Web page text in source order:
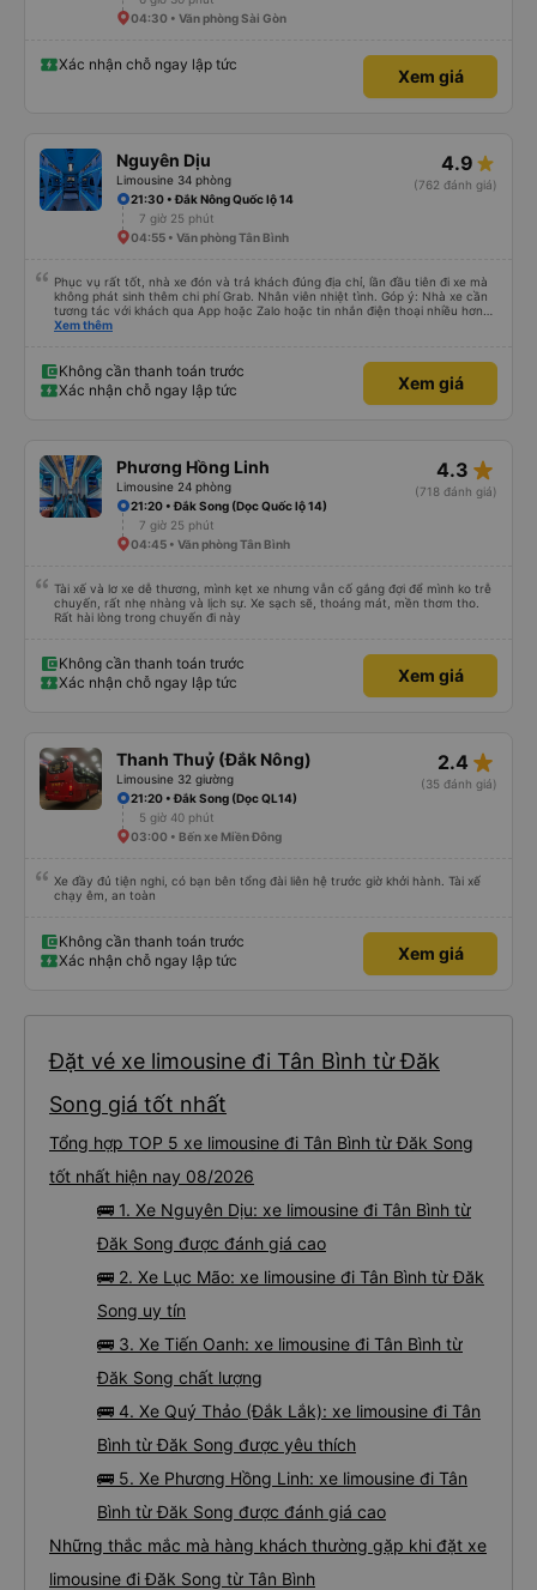
04:30 • Văn phòng Sài Gòn
Xác nhận chỗ ngay lập tức
Xem giá
Nguyên Dịu
Limousine 34 phòng
4.9
(762 đánh giá)
21:30 • Đắk Nông Quốc lộ 14
7 giờ 25 phút
04:55 • Văn phòng Tân Bình
Phục vụ rất tốt, nhà xe đón và trả khách đúng địa chỉ, lần đầu tiên đi xe mà
không phát sinh thêm chi phí Grab. Nhân viên nhiệt tình. Góp ý: Nhà xe cần
tương tác với khách qua App hoặc Zalo hoặc tin nhắn điện thoại nhiều hơn
nữa để hành khách yên tâm đặc biệt là khách đặt vé qua App. Chân thành
Xem thêm
Không cần thanh toán trước
Xác nhận chỗ ngay lập tức
Xem giá
Phương Hồng Linh
Limousine 24 phòng
4.3 star_rate
(718 đánh giá)
21:20 • Đắk Song (Dọc Quốc lộ 14)
7 giờ 25 phút
04:45 • Văn phòng Tân Bình
Tài xế và lơ xe dễ thương, mình kẹt xe nhưng vẫn cố gắng đợi để mình ko trễ
chuyến, rất nhẹ nhàng và lịch sự. Xe sạch sẽ, thoáng mát, mền thơm tho.
Rất hài lòng trong chuyến đi này
Không cần thanh toán trước
Xác nhận chỗ ngay lập tức
Xem giá
Thanh Thuỷ (Đắk Nông)
Limousine 32 giường
2.4 star_rate
(35 đánh giá)
21:20 • Đắk Song (Dọc QL14)
5 giờ 40 phút
03:00 • Bến xe Miền Đông
Xe đầy đủ tiện nghi, có bạn bên tổng đài liên hệ trước giờ khởi hành. Tài xế
chạy êm, an toàn
Không cần thanh toán trước
Xác nhận chỗ ngay lập tức
Xem giá
Đặt vé xe limousine đi Tân Bình từ Đăk
Song giá tốt nhất
Tổng hợp TOP 5 xe limousine đi Tân Bình từ Đăk Song
tốt nhất hiện nay 08/2026
🚌 1. Xe Nguyên Dịu: xe limousine đi Tân Bình từ
Đăk Song được đánh giá cao
🚌 2. Xe Lục Mão: xe limousine đi Tân Bình từ Đăk
Song uy tín
🚌 3. Xe Tiến Oanh: xe limousine đi Tân Bình từ
Đăk Song chất lượng
🚌 4. Xe Quý Thảo (Đắk Lắk): xe limousine đi Tân
Bình từ Đăk Song được yêu thích
🚌 5. Xe Phương Hồng Linh: xe limousine đi Tân
Bình từ Đăk Song được đánh giá cao
Những thắc mắc mà hàng khách thường gặp khi đặt xe
limousine đi Đăk Song từ Tân Bình